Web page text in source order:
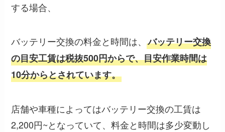
する場合、
バッテリー交換の料金と時間は、バッテリー交換
の目安工賃は税抜500円からで、目安作業時間は
10分からとされています。
店舗や車種によってはバッテリー交換の工賃は
2,200円~となっていて、料金と時間は多少変動し